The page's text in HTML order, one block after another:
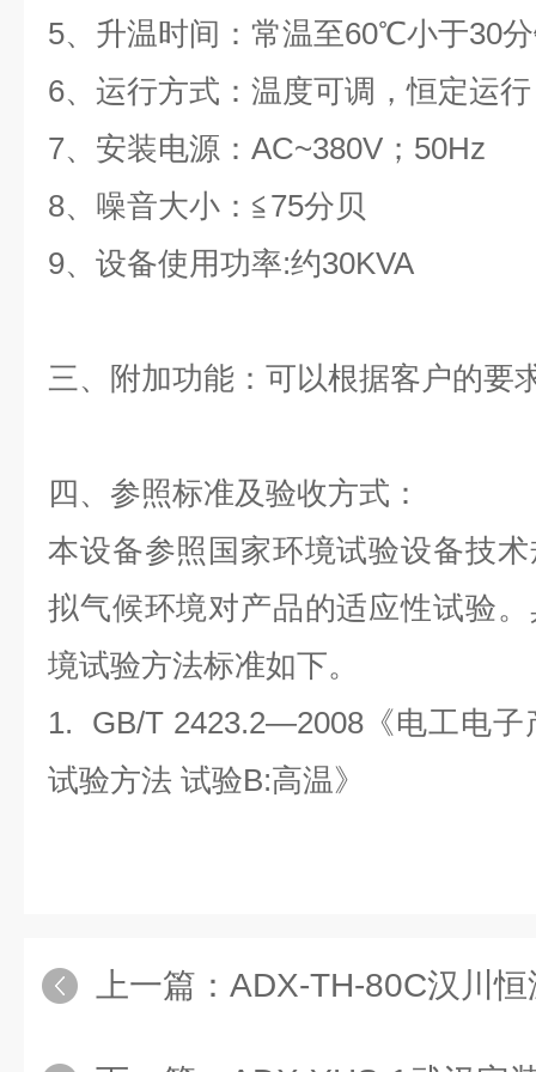
5、升温时间：常温至60℃小于30
6、运行方式：温度可调，恒定运行
7、安装电源：AC~380V；50Hz
8、噪音大小：≦75分贝
9、设备使用功率:约30KVA
三、附加功能：可以根据客户的要
四、参照标准及验收方式：
本设备参照国家环境试验设备技
拟气候环境对产品的适应性试验
境试验方法标准如下。
1. GB/T 2423.2—2008《电工电
试验方法 试验B:高温》
上一篇： ADX-TH-80C汉川恒温